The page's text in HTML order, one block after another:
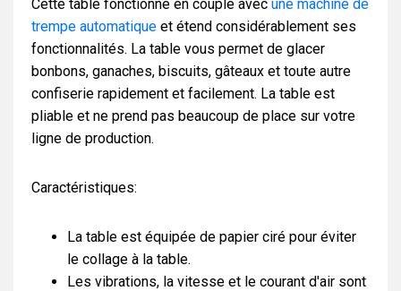
Cette table fonctionne en couple avec une machine de
trempe automatique et étend considérablement ses
fonctionnalités. La table vous permet de glacer
bonbons, ganaches, biscuits, gâteaux et toute autre
confiserie rapidement et facilement. La table est
pliable et ne prend pas beaucoup de place sur votre
ligne de production.
Caractéristiques:
La table est équipée de papier ciré pour éviter
le collage à la table.
Les vibrations, la vitesse et le courant d'air sont